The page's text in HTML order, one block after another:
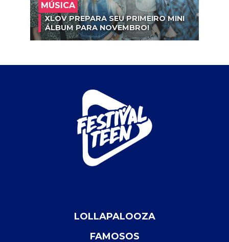
MÚSICA
XLOV PREPARA SEU PRIMEIRO MINI
ÁLBUM PARA NOVEMBRO!
LOLLAPALOOZA
FAMOSOS